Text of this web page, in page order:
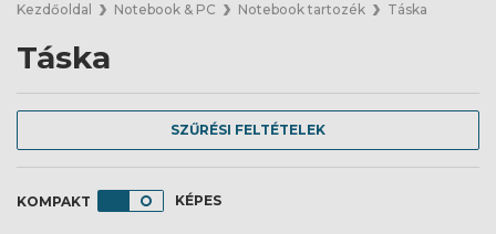
Kezdőoldal Notebook & PC Notebook tartozék Táska
Táska
SZŰRÉSI FELTÉTELEK
KÉPES